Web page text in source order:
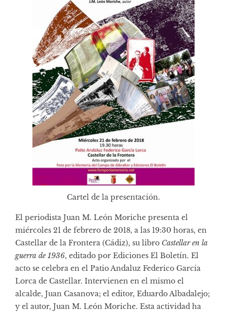
Cartel de la presentación.
El periodista Juan M. León Moriche presenta el
miércoles 21 de febrero de 2018, a las 19:30 horas, en
Castellar de la Frontera (Cádiz), su libro Castellar en la
guerra de 1936, editado por Ediciones El Boletín. El
acto se celebra en el Patio Andaluz Federico García
Lorca de Castellar. Intervienen en el mismo el
alcalde, Juan Casanova; el editor, Eduardo Albadalejo;
y el autor, Juan M. León Moriche. Esta actividad ha